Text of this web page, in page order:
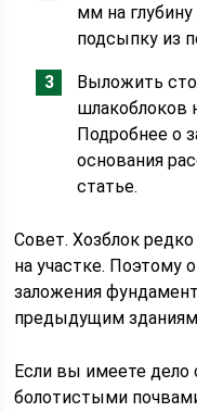
мм на
подсыпку из
Выложить
шлакоблоков
Подробнее о
основания
статье.
Совет. Хозблок
на участке. Поэтому
заложения
предыдущим
Если вы имеете дело
болотистыми